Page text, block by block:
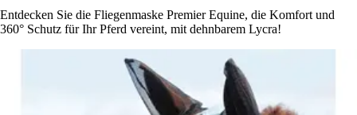
Entdecken Sie die Fliegenmaske Premier Equine, die Komfort und
360° Schutz für Ihr Pferd vereint, mit dehnbarem Lycra!